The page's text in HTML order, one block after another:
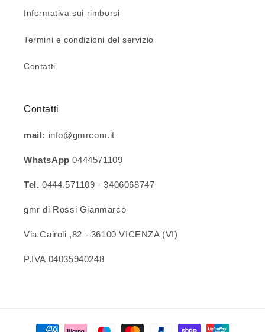
Informativa sui rimborsi
Termini e condizioni del servizio
Contatti
Contatti
mail: info@gmrcom.it
WhatsApp0444571109
Tel. 0444.571109 - 3406068747
gmr di Rossi Gianmarco
Via Cairoli ,82 - 36100 VICENZA (VI)
P.IVA 04035940248
Metodi